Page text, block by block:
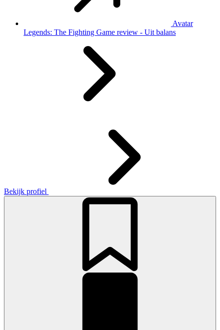
Avatar
Legends: The Fighting Game review - Uit balans
Bekijk profiel